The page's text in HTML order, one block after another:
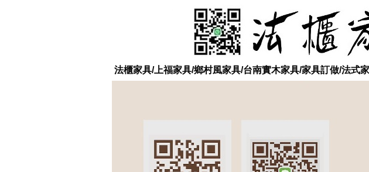
法櫃家具/上福家具/鄉村風家具/台南實木家具/家具訂做/法式